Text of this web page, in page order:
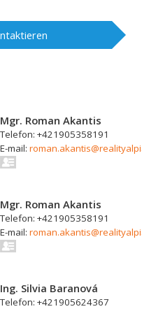
Mgr. Roman Akantis
Telefon: +421905358191
E-mail:
Mgr. Roman Akantis
Telefon: +421905358191
E-mail:
Ing. Silvia Baranová
Telefon: +421905624367